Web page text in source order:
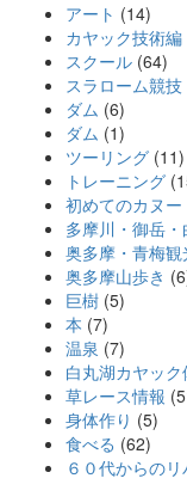
アート (14)
カヤック技術編
スクール (64)
スラローム競技
ダム (6)
ダム (1)
ツーリング (11)
トレーニング
初めてのカヌー
多摩川・御岳
奥多摩・青梅観
奥多摩山歩き
巨樹 (5)
本 (7)
温泉 (7)
白丸湖カヤック
草レース情報
身体作り (5)
食べる (62)
６０代からの